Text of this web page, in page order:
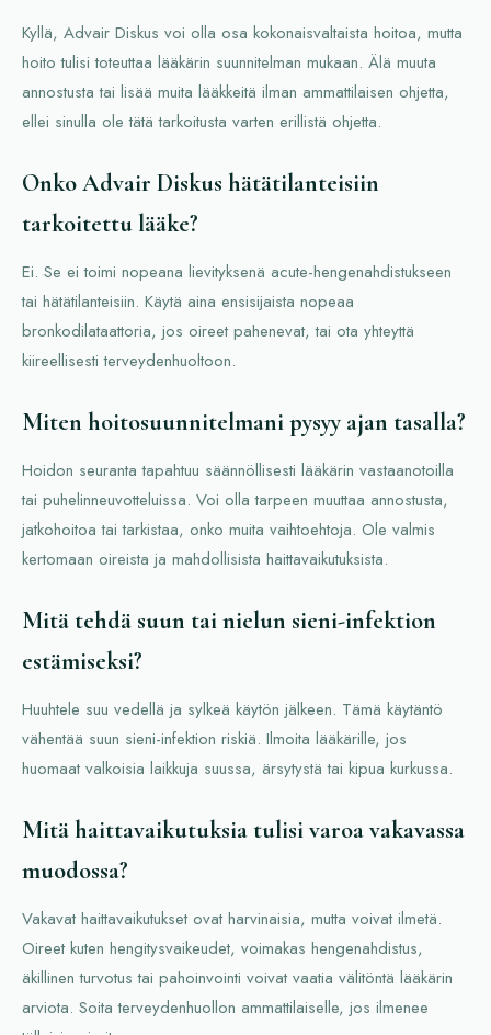
Kyllä, Advair Diskus voi olla osa kokonaisvaltaista hoitoa, mutta
hoito tulisi toteuttaa lääkärin suunnitelman mukaan. Älä muuta
annostusta tai lisää muita lääkkeitä ilman ammattilaisen ohjetta,
ellei sinulla ole tätä tarkoitusta varten erillistä ohjetta.
Onko Advair Diskus hätätilanteisiin
tarkoitettu lääke?
Ei. Se ei toimi nopeana lievityksenä acute-hengenahdistukseen
tai hätätilanteisiin. Käytä aina ensisijaista nopeaa
bronkodilataattoria, jos oireet pahenevat, tai ota yhteyttä
kiireellisesti terveydenhuoltoon.
Miten hoitosuunnitelmani pysyy ajan tasalla?
Hoidon seuranta tapahtuu säännöllisesti lääkärin vastaanotoilla
tai puhelinneuvotteluissa. Voi olla tarpeen muuttaa annostusta,
jatkohoitoa tai tarkistaa, onko muita vaihtoehtoja. Ole valmis
kertomaan oireista ja mahdollisista haittavaikutuksista.
Mitä tehdä suun tai nielun sieni-infektion
estämiseksi?
Huuhtele suu vedellä ja sylkeä käytön jälkeen. Tämä käytäntö
vähentää suun sieni-infektion riskiä. Ilmoita lääkärille, jos
huomaat valkoisia laikkuja suussa, ärsytystä tai kipua kurkussa.
Mitä haittavaikutuksia tulisi varoa vakavassa
muodossa?
Vakavat haittavaikutukset ovat harvinaisia, mutta voivat ilmetä.
Oireet kuten hengitysvaikeudet, voimakas hengenahdistus,
äkillinen turvotus tai pahoinvointi voivat vaatia välitöntä lääkärin
arviota. Soita terveydenhuollon ammattilaiselle, jos ilmenee